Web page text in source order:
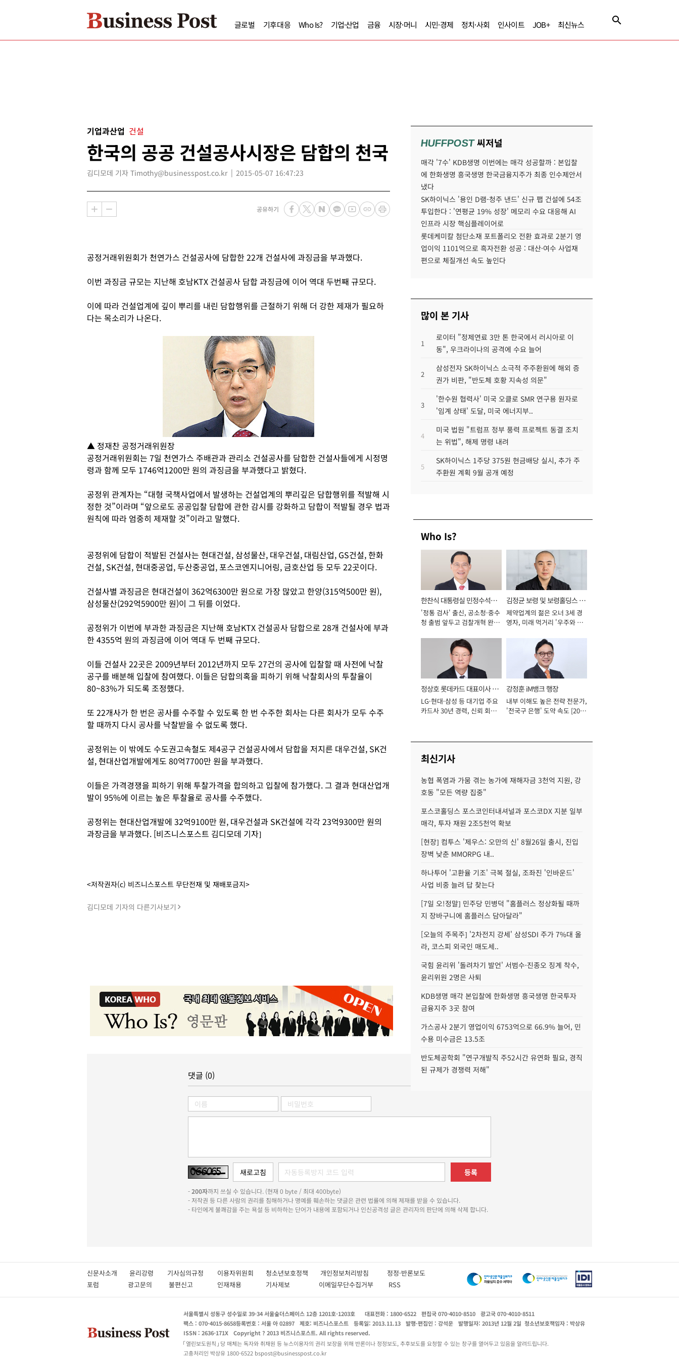
글로벌 기후대응 Who Is? 기업·산업 금융 시장·머니 시민·경제 정치·사회 인사이트 JOB+ 최신뉴스
기업과산업 건설
한국의 공공 건설공사시장은 담합의 천국
김디모데 기자 Timothy@businesspost.co.kr 2015-05-07 16:47:23
공유하기
공정거래위원회가 천연가스 건설공사에 담합한 22개 건설사에 과징금을 부과했다.
이번 과징금 규모는 지난해 호남KTX 건설공사 담합 과징금에 이어 역대 두번째 규모다.
이에 따라 건설업계에 깊이 뿌리를 내린 담합행위를 근절하기 위해 더 강한 제재가 필요하
다는 목소리가 나온다.
▲ 정재찬 공정거래위원장
공정거래위원회는 7일 천연가스 주배관과 관리소 건설공사를 담합한 건설사들에게 시정명
령과 함께 모두 1746억1200만 원의 과징금을 부과했다고 밝혔다.
공정위 관계자는 “대형 국책사업에서 발생하는 건설업계의 뿌리깊은 담합행위를 적발해 시
정한 것”이라며 “앞으로도 공공입찰 담합에 관한 감시를 강화하고 담합이 적발될 경우 법과
원칙에 따라 엄중히 제재할 것”이라고 말했다.
공정위에 담합이 적발된 건설사는 현대건설, 삼성물산, 대우건설, 대림산업, GS건설, 한화
건설, SK건설, 현대중공업, 두산중공업, 포스코엔지니어링, 금호산업 등 모두 22곳이다.
건설사별 과징금은 현대건설이 362억6300만 원으로 가장 많았고 한양(315억500만 원),
삼성물산(292억5900만 원)이 그 뒤를 이었다.
공정위가 이번에 부과한 과징금은 지난해 호남KTX 건설공사 담합으로 28개 건설사에 부과
한 4355억 원의 과징금에 이어 역대 두 번째 규모다.
이들 건설사 22곳은 2009년부터 2012년까지 모두 27건의 공사에 입찰할 때 사전에 낙찰
공구를 배분해 입찰에 참여했다. 이들은 담합의혹을 피하기 위해 낙찰회사의 투찰율이
80~83%가 되도록 조정했다.
또 22개사가 한 번은 공사를 수주할 수 있도록 한 번 수주한 회사는 다른 회사가 모두 수주
할 때까지 다시 공사를 낙찰받을 수 없도록 했다.
공정위는 이 밖에도 수도권고속철도 제4공구 건설공사에서 담합을 저지른 대우건설, SK건
설, 현대산업개발에게도 80억7700만 원을 부과했다.
이들은 가격경쟁을 피하기 위해 투찰가격을 합의하고 입찰에 참가했다. 그 결과 현대산업개
발이 95%에 이르는 높은 투찰율로 공사를 수주했다.
공정위는 현대산업개발에 32억9100만 원, 대우건설과 SK건설에 각각 23억9300만 원의
과장금을 부과했다. [비즈니스포스트 김디모데 기자]
<저작권자(c) 비즈니스포스트 무단전재 및 재배포금지>
김디모데 기자의 다른기사보기
HUFFPOST씨저널
매각 '7수' KDB생명 이번에는 매각 성공할까 : 본입찰
에 한화생명 흥국생명 한국금융지주가 최종 인수제안서
냈다
SK하이닉스 '용인 D램-청주 낸드' 신규 팹 건설에 54조
투입한다 : '연평균 19% 성장' 메모리 수요 대응해 AI
인프라 시장 핵심플레이어로
롯데케미칼 첨단소재 포트폴리오 전환 효과로 2분기 영
업이익 1101억으로 흑자전환 성공 : 대산·여수 사업재
편으로 체질개선 속도 높인다
많이 본 기사
1
로이터 "정제연료 3만 톤 한국에서 러시아로 이
동", 우크라이나의 공격에 수요 늘어
2
삼성전자 SK하이닉스 소극적 주주환원에 해외 증
권가 비판, "반도체 호황 지속성 의문"
3
'한수원 협력사' 미국 오클로 SMR 연구용 원자로
'임계 상태' 도달, 미국 에너지부..
4
미국 법원 "트럼프 정부 풍력 프로젝트 동결 조치
는 위법", 해제 명령 내려
5
SK하이닉스 1주당 375원 현금배당 실시, 추가 주
주환원 계획 9월 공개 예정
Who Is?
한찬식 대통령실 민정수석비
서관
'정통 검사' 출신, 공소청·중수
청 출범 앞두고 검찰개혁 완수
김정균 보령 및 보령홀딩스 대
표이사 사장
제약업계의 젊은 오너 3세 경
영자, 미래 먹거리 '우주와 헬
정상호 롯데카드 대표이사 사
장
LG·현대·삼성 등 대기업 주요
카드사 30년 경력, 신뢰 회복
강정훈 iM뱅크 행장
내부 이해도 높은 전략 전문가,
'전국구 은행' 도약 속도 [2026
최신기사
농협 폭염과 가뭄 겪는 농가에 재해자금 3천억 지원, 강
호동 "모든 역량 집중"
포스코홀딩스 포스코인터내셔널과 포스코DX 지분 일부
매각, 투자 재원 2조5천억 확보
[현장] 컴투스 '제우스: 오만의 신' 8월26일 출시, 진입
장벽 낮춘 MMORPG 내..
하나투어 '고환율 기조' 극복 절실, 조좌진 '인바운드'
사업 비중 늘려 답 찾는다
[7일 오!정말] 민주당 민병덕 "홈플러스 정상화될 때까
지 장바구니에 홈플러스 담아달라"
[오늘의 주목주] '2차전지 강세' 삼성SDI 주가 7%대 올
라, 코스피 외국인 매도세..
국힘 윤리위 '돌려차기 발언' 서범수·진종오 징계 착수,
윤리위원 2명은 사퇴
KDB생명 매각 본입찰에 한화생명 흥국생명 한국투자
금융지주 3곳 참여
가스공사 2분기 영업이익 6753억으로 66.9% 늘어, 민
수용 미수금은 13.5조
반도체공학회 "연구개발직 주52시간 유연화 필요, 경직
된 규제가 경쟁력 저해"
댓글 (0)
등록
-200자까지 쓰실 수 있습니다. (현재 0 byte / 최대 400byte)
- 저작권 등 다른 사람의 권리를 침해하거나 명예를 훼손하는 댓글은 관련 법률에 의해 제재를 받을 수 있습니다.
- 타인에게 불쾌감을 주는 욕설 등 비하하는 단어가 내용에 포함되거나 인신공격성 글은 관리자의 판단에 의해 삭제 합니다.
신문사소개 윤리강령 기사심의규정 이용자위원회 청소년보호정책 개인정보처리방침 정정·반론보도
포럼
광고문의 불편신고 인재채용 기사제보 이메일무단수집거부 RSS
서울특별시 성동구 성수일로 39-34 서울숲더스페이스 12층 1201호-1203호 대표전화 : 1800-6522 편집국 070-4010-8510
광고국 070-4010-8511
팩스 : 070-4015-8658등록번호 : 서울 아 02897 제호: 비즈니스포스트 등록일: 2013.11.13 발행·편집인 : 강석운 발행일자: 2013년 12월 2일 청소년보호책임자 : 박상유
ISSN : 2636-171X
Copyright ? 2013 비즈니스포스트. All rights reserved.
열린보도원칙
당 매체는 독자와 취재원 등 뉴스이용자의 권리 보장을 위해 반론이나 정정보도, 추후보도를 요청할 수 있는 창구를 열어두고 있음을 알려드립니다.
고충처리인 박상유 1800-6522 bspost@businesspost.co.kr